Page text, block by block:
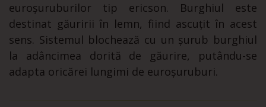
euroșuruburilor tip ericson. Burghiul este
destinat găuririi în lemn, fiind ascuțit în acest
sens. Sistemul blochează cu un șurub burghiul
la adâncimea dorită de găurire, putându-se
adapta oricărei lungimi de euroșuruburi.